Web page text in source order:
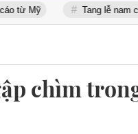
Tang lễ nam ca sĩ
chìm